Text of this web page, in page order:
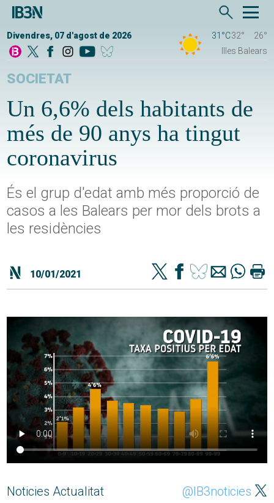
Divendres, 07 d'agost de 2026 31°C32°
26°
Illes Balears
SOCIETAT
Un 6,6% dels habitants de
més de 90 anys ha tingut
coronavirus
És el grup d'edat amb més proporció de
casos a les Balears per mor dels brots a
les residències
10/01/2021
Noticies Actualitat @IB3noticies